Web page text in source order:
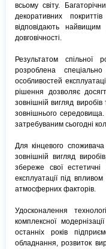
всьому світу.
декоративних
відповідають
довговічності.
Результатом
розроблена
особливостей
рішення дозволяє
зовнішній вигляд
зовнішнього
затребуваним сьогодні
Для кінцевого
зовнішній вигляд
збереже свої естетичні
експлуатації під
атмосферних факторів.
Удосконалення
комплексної
останніх років
обладнання, розвиток